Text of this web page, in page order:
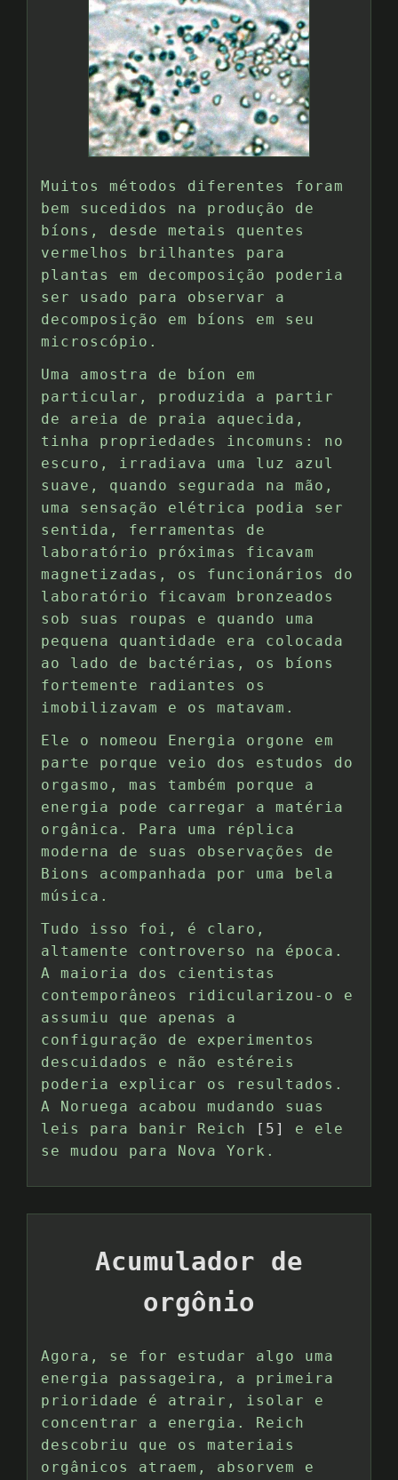
Muitos métodos diferentes foram
bem sucedidos na produção de
bíons, desde metais quentes
vermelhos brilhantes para
plantas em decomposição poderia
ser usado para observar a
decomposição em bíons em seu
microscópio.
Uma amostra de bíon em
particular, produzida a partir
de areia de praia aquecida,
tinha propriedades incomuns: no
escuro, irradiava uma luz azul
suave, quando segurada na mão,
uma sensação elétrica podia ser
sentida, ferramentas de
laboratório próximas ficavam
magnetizadas, os funcionários do
laboratório ficavam bronzeados
sob suas roupas e quando uma
pequena quantidade era colocada
ao lado de bactérias, os bíons
fortemente radiantes os
imobilizavam e os matavam.
Ele o nomeou Energia orgone em
parte porque veio dos estudos do
orgasmo, mas também porque a
energia pode carregar a matéria
orgânica. Para uma réplica
moderna de suas observações de
Bions acompanhada por uma bela
música.
Tudo isso foi, é claro,
altamente controverso na época.
A maioria dos cientistas
contemporâneos ridicularizou-o e
assumiu que apenas a
configuração de experimentos
descuidados e não estéreis
poderia explicar os resultados.
A Noruega acabou mudando suas
leis para banir Reich
[5]
e ele
se mudou para Nova York.
Acumulador de
orgônio
Agora, se for estudar algo uma
energia passageira, a primeira
prioridade é atrair, isolar e
concentrar a energia. Reich
descobriu que os materiais
orgânicos atraem, absorvem e